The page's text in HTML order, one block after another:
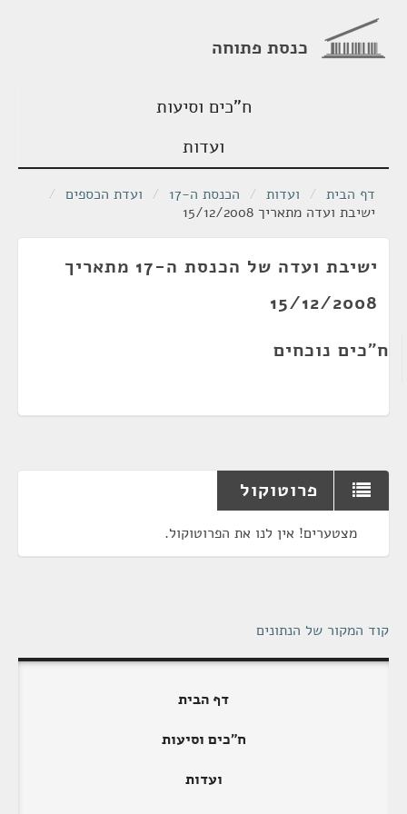
כנסת פתוחה
ח"כים וסיעות
ועדות
דף הבית / ועדות / הכנסת ה-17 / ועדת הכספים /
ישיבת ועדה מתאריך 15/12/2008
ישיבת ועדה של הכנסת ה-17 מתאריך
15/12/2008
ח"כים נוכחים
פרוטוקול
מצטערים! אין לנו את הפרוטוקול.
קוד המקור של הנתונים
דף הבית
ח"כים וסיעות
ועדות